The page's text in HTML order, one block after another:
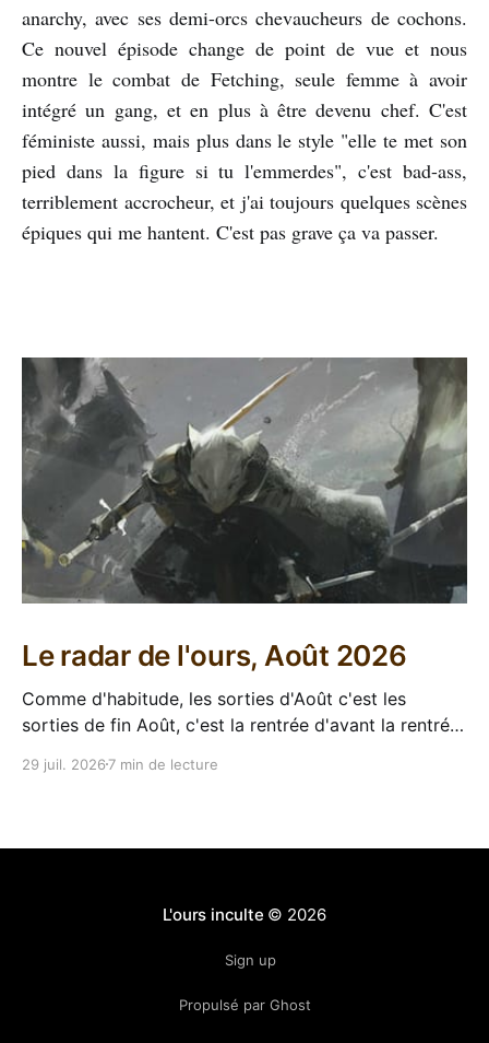
anarchy, avec ses demi-orcs chevaucheurs de cochons.
Ce nouvel épisode change de point de vue et nous
montre le combat de Fetching, seule femme à avoir
intégré un gang, et en plus à être devenu chef. C'est
féministe aussi, mais plus dans le style "elle te met son
pied dans la figure si tu l'emmerdes", c'est bad-ass,
terriblement accrocheur, et j'ai toujours quelques scènes
épiques qui me hantent. C'est pas grave ça va passer.
Le radar de l'ours, Août 2026
Comme d'habitude, les sorties d'Août c'est les
sorties de fin Août, c'est la rentrée d'avant la rentrée,
29 juil. 2026 7 min de lecture
L'ours inculte © 2026
Sign up
Propulsé par Ghost